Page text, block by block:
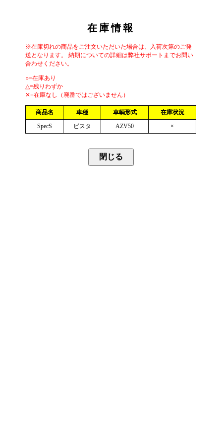
在庫情報
※在庫切れの商品をご注文いただいた場合は、入荷次第のご発
送となります。 納期についての詳細は弊社サポートまでお問い
合わせください。
○=在庫あり
△=残りわずか
✕=在庫なし（廃番ではございません）
商品名 車種 車輌形式
在庫状況
SpecS
ビスタ AZV50 ×